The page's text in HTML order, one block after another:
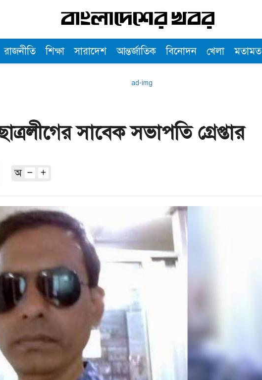
রাজনীতি শিক্ষা সারাদেশ আন্তর্জাতিক বিনোদন খেলা মতামত
সাবেক সভাপতি গ্রেপ্তার
অ